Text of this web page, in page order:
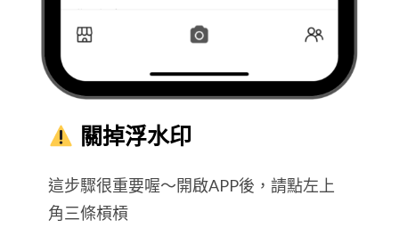
關掉浮水印
這步驟很重要喔～開啟APP後，請點左上
角三條槓槓